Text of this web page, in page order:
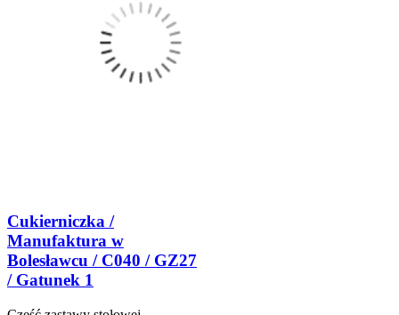
Cukierniczka /
Manufaktura w
Bolesławcu / C040 / GZ27
/ Gatunek 1